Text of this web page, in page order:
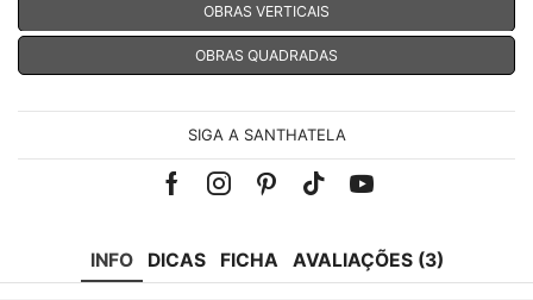
OBRAS VERTICAIS
OBRAS QUADRADAS
SIGA A SANTHATELA
FacebookInstagramPinterest
Tik-Youtube
INFO DICAS FICHA AVALIAÇÕES (3)